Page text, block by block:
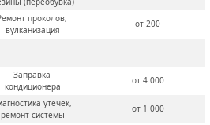
проколов,
вулканизация
от 200
Заправка
кондиционера
от 4 000
утечек,
ремонт системы
от 1 000